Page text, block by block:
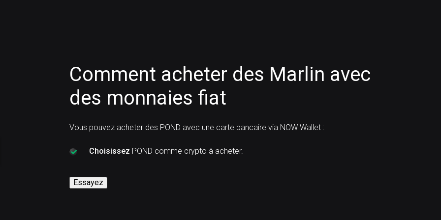
Comment acheter des Marlin avec
des monnaies fiat
Vous pouvez acheter des POND avec une carte bancaire via NOW Wallet :
Choisissez POND comme crypto à acheter.
Essayez